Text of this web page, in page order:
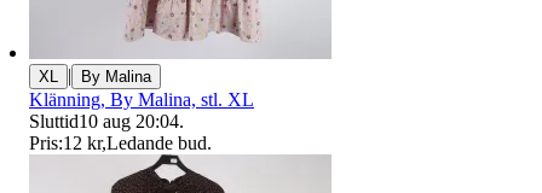
XL | By Malina
Klänning, By Malina, stl. XL
Sluttid10 aug 20:04.
Pris:12 kr,Ledande bud.